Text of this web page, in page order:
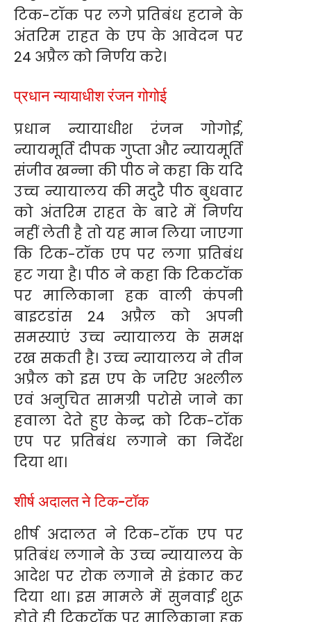
टिक-टॉक पर लगे प्रतिबंध हटाने के
अंतरिम राहत के एप के आवेदन पर
24 अप्रैल को निर्णय करे।
प्रधान न्यायाधीश रंजन गोगोई
प्रधान न्यायाधीश रंजन गोगोई,
न्यायमूर्ति दीपक गुप्ता और न्यायमूर्ति
संजीव खन्ना की पीठ ने कहा कि यदि
उच्च न्यायालय की मदुरै पीठ बुधवार
को अंतरिम राहत के बारे में निर्णय
नहीं लेती है तो यह मान लिया जाएगा
कि टिक-टॉक एप पर लगा प्रतिबंध
हट गया है। पीठ ने कहा कि टिकटॉक
पर मालिकाना हक वाली कंपनी
बाइटडांस 24 अप्रैल को अपनी
समस्याएं उच्च न्यायालय के समक्ष
रख सकती है। उच्च न्यायालय ने तीन
अप्रैल को इस एप के जरिए अश्लील
एवं अनुचित सामग्री परोसे जाने का
हवाला देते हुए केन्द्र को टिक-टॉक
एप पर प्रतिबंध लगाने का निर्देश
दिया था।
शीर्ष अदालत ने टिक-टॉक
शीर्ष अदालत ने टिक-टॉक एप पर
प्रतिबंध लगाने के उच्च न्यायालय के
आदेश पर रोक लगाने से इंकार कर
दिया था। इस मामले में सुनवाई शुरू
होते ही टिकटॉक पर मालिकाना हक